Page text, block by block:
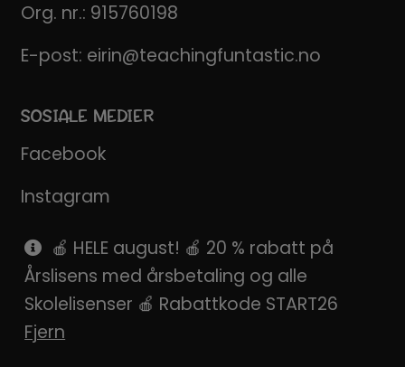
Org. nr.: 915760198
E-post: eirin@teachingfuntastic.no
SOSIALE MEDIER
Facebook
Instagram
Pinterest
SnapChat
🍎 HELE august! 🍎 20 % rabatt på
Årslisens med årsbetaling og alle
Skolelisenser 🍎 Rabattkode START26
Fjern